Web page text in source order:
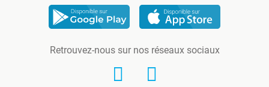
Retrouvez-nous sur nos réseaux sociaux